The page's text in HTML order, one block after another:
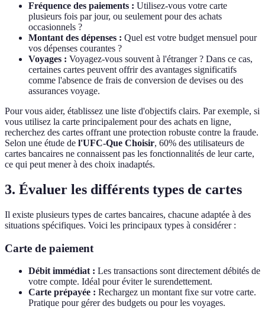
Fréquence des paiements : Utilisez-vous votre carte
plusieurs fois par jour, ou seulement pour des achats
occasionnels ?
Montant des dépenses : Quel est votre budget mensuel pour
vos dépenses courantes ?
Voyages : Voyagez-vous souvent à l'étranger ? Dans ce cas,
certaines cartes peuvent offrir des avantages significatifs
comme l'absence de frais de conversion de devises ou des
assurances voyage.
Pour vous aider, établissez une liste d'objectifs clairs. Par exemple, si
vous utilisez la carte principalement pour des achats en ligne,
recherchez des cartes offrant une protection robuste contre la fraude.
Selon une étude de l'UFC-Que Choisir, 60% des utilisateurs de
cartes bancaires ne connaissent pas les fonctionnalités de leur carte,
ce qui peut mener à des choix inadaptés.
3. Évaluer les différents types de cartes
Il existe plusieurs types de cartes bancaires, chacune adaptée à des
situations spécifiques. Voici les principaux types à considérer :
Carte de paiement
Débit immédiat : Les transactions sont directement débités de
votre compte. Idéal pour éviter le surendettement.
Carte prépayée : Rechargez un montant fixe sur votre carte.
Pratique pour gérer des budgets ou pour les voyages.